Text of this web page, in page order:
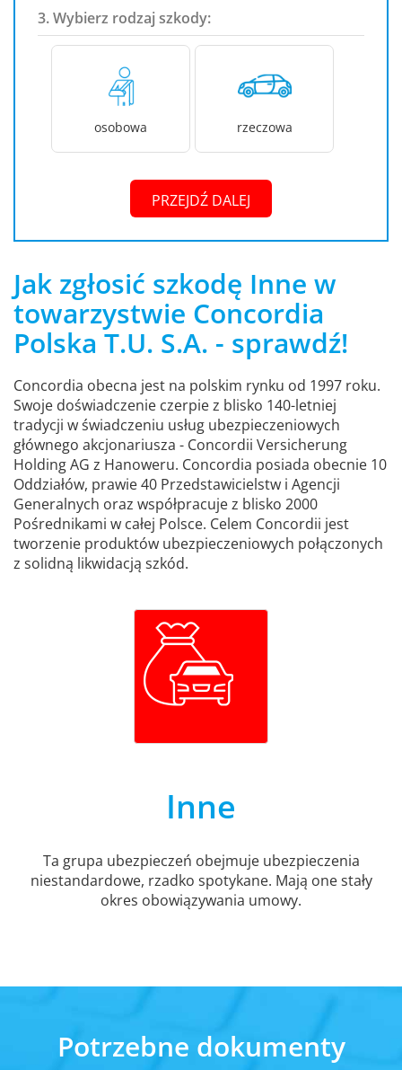
3. Wybierz rodzaj szkody:
osobowa rzeczowa
PRZEJDŹ DALEJ
Jak zgłosić szkodę Inne w
towarzystwie Concordia
Polska T.U. S.A. - sprawdź!
Concordia obecna jest na polskim rynku od 1997 roku.
Swoje doświadczenie czerpie z blisko 140-letniej
tradycji w świadczeniu usług ubezpieczeniowych
głównego akcjonariusza - Concordii Versicherung
Holding AG z Hanoweru. Concordia posiada obecnie 10
Oddziałów, prawie 40 Przedstawicielstw i Agencji
Generalnych oraz współpracuje z blisko 2000
Pośrednikami w całej Polsce. Celem Concordii jest
tworzenie produktów ubezpieczeniowych połączonych
z solidną likwidacją szkód.
Inne
Ta grupa ubezpieczeń obejmuje ubezpieczenia
niestandardowe, rzadko spotykane. Mają one stały
okres obowiązywania umowy.
Potrzebne dokumenty